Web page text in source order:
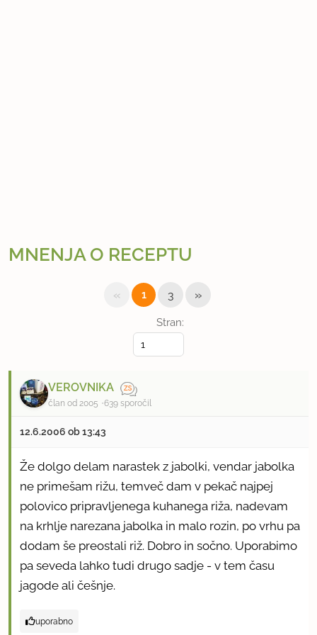
MNENJA O RECEPTU
Stran:
« 1 3 »
VEROVNIKA
član od 2005 639 sporočil
12.6.2006 ob 13:43
Že dolgo delam narastek z jabolki, vendar jabolka
ne primešam rižu, temveč dam v pekač najpej
polovico pripravljenega kuhanega riža, nadevam
na krhlje narezana jabolka in malo rozin, po vrhu pa
dodam še preostali riž. Dobro in sočno. Uporabimo
pa seveda lahko tudi drugo sadje - v tem času
jagode ali češnje.
uporabno